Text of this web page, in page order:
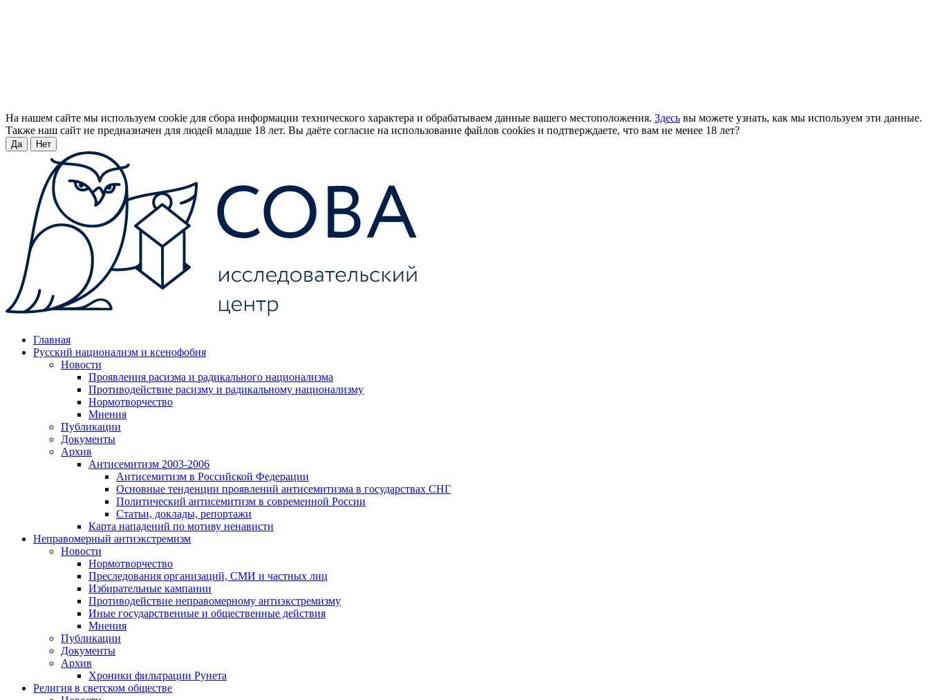
На нашем сайте мы используем cookie для сбора информации технического характера и обрабатываем данные вашего местоположения. Здесь вы можете узнать, как мы используем эти данные.
Также наш сайт не предназначен для людей младше 18 лет. Вы даёте согласие на использование файлов cookies и подтверждаете, что вам не менее 18 лет?
Да Нет
Главная
Русский национализм и ксенофобия
Новости
Проявления расизма и радикального национализма
Противодействие расизму и радикальному национализму
Нормотворчество
Мнения
Публикации
Документы
Архив
Антисемитизм 2003-2006
Антисемитизм в Российской Федерации
Основные тенденции проявлений антисемитизма в государствах СНГ
Политический антисемитизм в современной России
Статьи, доклады, репортажи
Карта нападений по мотиву ненависти
Неправомерный антиэкстремизм
Новости
Нормотворчество
Преследования организаций, СМИ и частных лиц
Избирательные кампании
Противодействие неправомерному антиэкстремизму
Иные государственные и общественные действия
Мнения
Публикации
Документы
Архив
Хроники фильтрации Рунета
Религия в светском обществе